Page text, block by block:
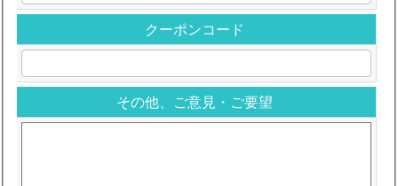
クーポンコード
その他、ご意見・ご要望